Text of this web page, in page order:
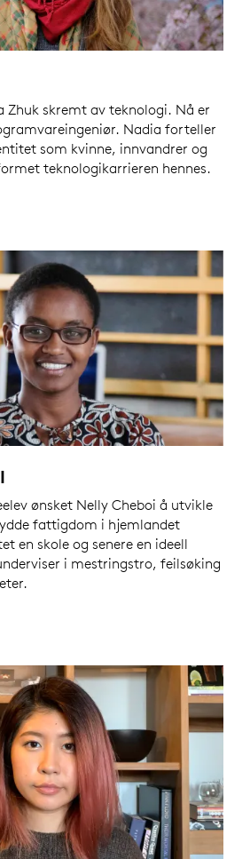
Zhuk skremt av teknologi. Nå er
Nadia forteller
som kvinne, innvandrer og
teknologikarrieren hennes.
ønsket Nelly Cheboi å utvikle
fattigdom i hjemlandet
en skole og senere en ideell
i mestringstro, feilsøking